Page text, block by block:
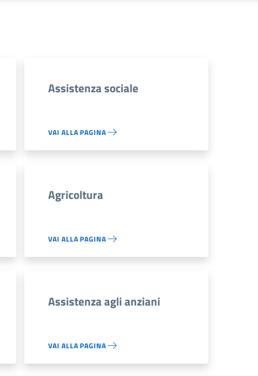
Assistenza sociale
VAI ALLA PAGINA
Agricoltura
VAI ALLA PAGINA
Assistenza agli anziani
VAI ALLA PAGINA